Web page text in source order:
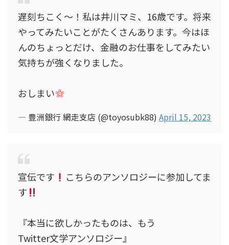
遅刻ちこく～！私は井川マミ、16歳です。将来
やってみたいことがたくさんあります。今はほ
んのちょっとだけ、金融のお仕事をしてみたい
気持ちが強くなりました。
おしまい
— 豊洲銀行 網走支店 (@toyosubk88) April 15, 2023
宣伝です
こちらのアンソロジーに参加してま
す
『本当に欲しかったものは、もう
Twitter文学アンソロジー』